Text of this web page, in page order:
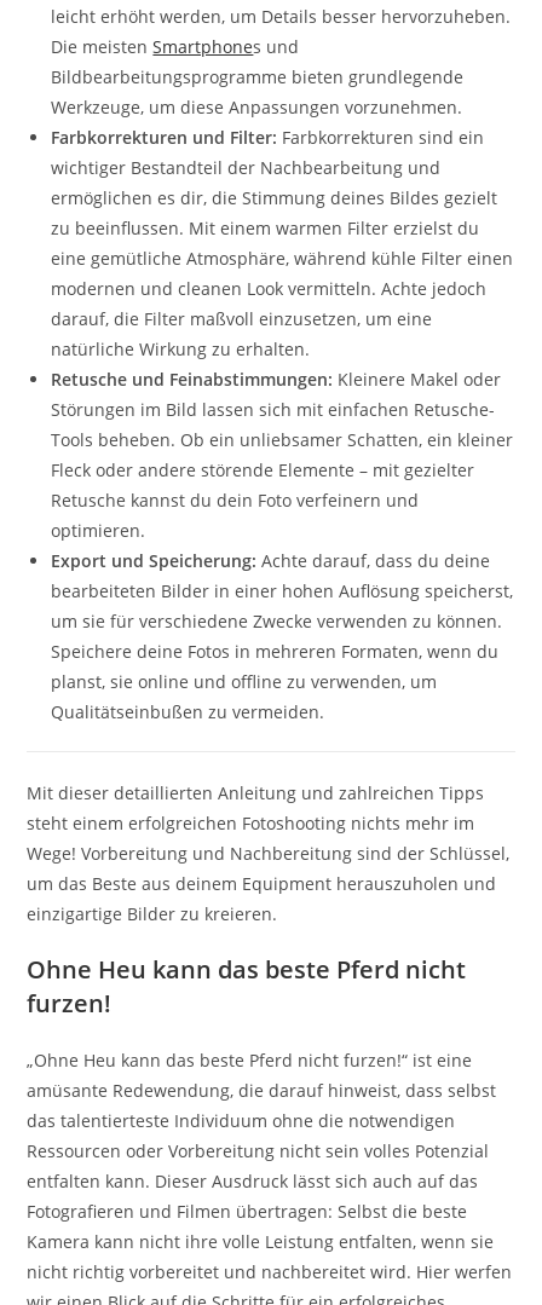
leicht erhöht werden, um Details besser hervorzuheben.
Die meistenSmartphones und
Bildbearbeitungsprogramme bieten grundlegende
Werkzeuge, um diese Anpassungen vorzunehmen.
Farbkorrekturen und Filter: Farbkorrekturen sind ein
wichtiger Bestandteil der Nachbearbeitung und
ermöglichen es dir, die Stimmung deines Bildes gezielt
zu beeinflussen. Mit einem warmen Filter erzielst du
eine gemütliche Atmosphäre, während kühle Filter einen
modernen und cleanen Look vermitteln. Achte jedoch
darauf, die Filter maßvoll einzusetzen, um eine
natürliche Wirkung zu erhalten.
Retusche und Feinabstimmungen: Kleinere Makel oder
Störungen im Bild lassen sich mit einfachen Retusche-
Tools beheben. Ob ein unliebsamer Schatten, ein kleiner
Fleck oder andere störende Elemente – mit gezielter
Retusche kannst du dein Foto verfeinern und
optimieren.
Export und Speicherung: Achte darauf, dass du deine
bearbeiteten Bilder in einer hohen Auflösung speicherst,
um sie für verschiedene Zwecke verwenden zu können.
Speichere deine Fotos in mehreren Formaten, wenn du
planst, sie online und offline zu verwenden, um
Qualitätseinbußen zu vermeiden.
Mit dieser detaillierten Anleitung und zahlreichen Tipps
steht einem erfolgreichen Fotoshooting nichts mehr im
Wege! Vorbereitung und Nachbereitung sind der Schlüssel,
um das Beste aus deinem Equipment herauszuholen und
einzigartige Bilder zu kreieren.
Ohne Heu kann das beste Pferd nicht
furzen!
„Ohne Heu kann das beste Pferd nicht furzen!“ ist eine
amüsante Redewendung, die darauf hinweist, dass selbst
das talentierteste Individuum ohne die notwendigen
Ressourcen oder Vorbereitung nicht sein volles Potenzial
entfalten kann. Dieser Ausdruck lässt sich auch auf das
Fotografieren und Filmen übertragen: Selbst die beste
Kamera kann nicht ihre volle Leistung entfalten, wenn sie
nicht richtig vorbereitet und nachbereitet wird. Hier werfen